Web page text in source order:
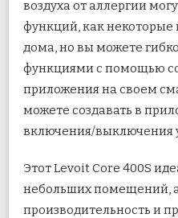
воздуха от аллергии
функций, как некоторые
дома, но вы можете
функциями с помощью
приложения на своем
можете создавать в
включения/выключения
Этот Levoit Core 400S
небольших помещений,
производительность и